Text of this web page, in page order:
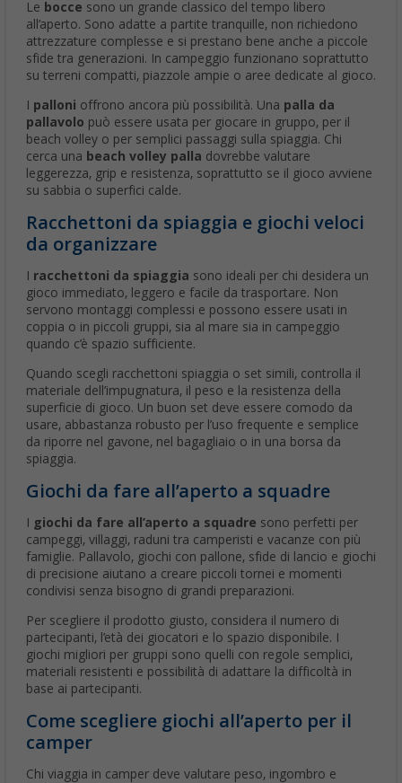
Le bocce sono un grande classico del tempo libero
all’aperto. Sono adatte a partite tranquille, non richiedono
attrezzature complesse e si prestano bene anche a piccole
sfide tra generazioni. In campeggio funzionano soprattutto
su terreni compatti, piazzole ampie o aree dedicate al gioco.
I palloni offrono ancora più possibilità. Una palla da
pallavolo può essere usata per giocare in gruppo, per il
beach volley o per semplici passaggi sulla spiaggia. Chi
cerca una beach volley palla dovrebbe valutare
leggerezza, grip e resistenza, soprattutto se il gioco avviene
su sabbia o superfici calde.
Racchettoni da spiaggia e giochi veloci
da organizzare
I racchettoni da spiaggia sono ideali per chi desidera un
gioco immediato, leggero e facile da trasportare. Non
servono montaggi complessi e possono essere usati in
coppia o in piccoli gruppi, sia al mare sia in campeggio
quando c’è spazio sufficiente.
Quando scegli racchettoni spiaggia o set simili, controlla il
materiale dell’impugnatura, il peso e la resistenza della
superficie di gioco. Un buon set deve essere comodo da
usare, abbastanza robusto per l’uso frequente e semplice
da riporre nel gavone, nel bagagliaio o in una borsa da
spiaggia.
Giochi da fare all’aperto a squadre
I giochi da fare all’aperto a squadre sono perfetti per
campeggi, villaggi, raduni tra camperisti e vacanze con più
famiglie. Pallavolo, giochi con pallone, sfide di lancio e giochi
di precisione aiutano a creare piccoli tornei e momenti
condivisi senza bisogno di grandi preparazioni.
Per scegliere il prodotto giusto, considera il numero di
partecipanti, l’età dei giocatori e lo spazio disponibile. I
giochi migliori per gruppi sono quelli con regole semplici,
materiali resistenti e possibilità di adattare la difficoltà in
base ai partecipanti.
Come scegliere giochi all’aperto per il
camper
Chi viaggia in camper deve valutare peso, ingombro e